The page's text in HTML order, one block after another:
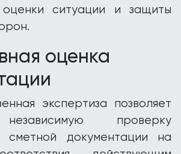
оценки ситуации и защиты
оценка
экспертиза позволяет
проверку
сметной документации на